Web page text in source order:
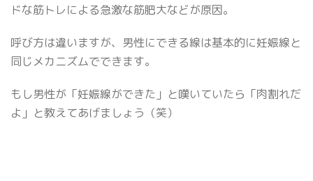
ドな筋トレによる急激な筋肥大などが原因。
呼び方は違いますが、男性にできる線は基本的に妊娠線と
同じメカニズムでできます。
もし男性が「妊娠線ができた」と嘆いていたら「肉割れだ
よ」と教えてあげましょう（笑）